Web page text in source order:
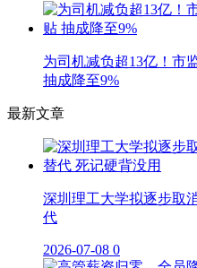
为司机减负超13亿！市
抽成降至9%
最新文章
深圳理工大学拟逐步取
代
2026-07-08 0